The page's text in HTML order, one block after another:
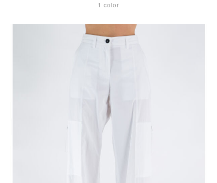
1 color